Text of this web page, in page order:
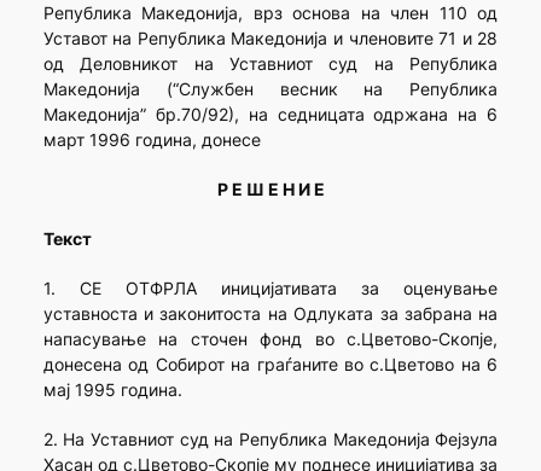
Република Македонија, врз основа на член 110 од
Уставот на Република Македонија и членовите 71 и 28
од Деловникот на Уставниот суд на Република
Македонија (“Службен весник на Република
Македонија” бр.70/92), на седницата одржана на 6
март 1996 година, донесе
Р Е Ш Е Н И Е
Текст
1. СЕ ОТФРЛА иницијативата за оценување
уставноста и законитоста на Одлуката за забрана на
напасување на сточен фонд во с.Цветово-Скопје,
донесена од Собирот на граѓаните во с.Цветово на 6
мај 1995 година.
2. На Уставниот суд на Република Македонија Фејзула
Хасан од с.Цветово-Скопје му поднесе иницијатива за